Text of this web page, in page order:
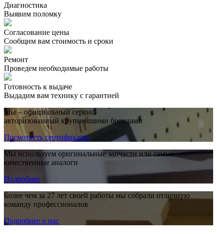
Диагностика
Выявим поломку
Согласование цены
Сообщим вам стоимость и сроки
Ремонт
Проведем необходимые работы
Готовность к выдаче
Выдадим вам технику с гарантией
Мы – официальный сервис,
авторизованный крупнейшими брендами
Посмотреть сертификаты
Мы используем оригинальные запчасти или самые
качественные аналоги
Подробнее
Более чем за 27 лет своей работы мы собрали отличную
команду профессионалов
Подробнее о нас